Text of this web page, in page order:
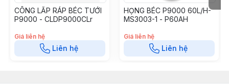
CÔNG LẮP RÁP BÉC TƯỚI
P9000 - CLDP9000CLr
Giá liên hệ
Liên hệ
HỌNG BÉC P9000 60L/H-
MS3003-1 - P60AH
Giá liên hệ
Liên hệ